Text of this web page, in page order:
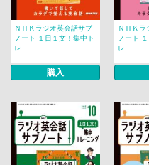
ＮＨＫラジオ英会話サブ
ノート １日１文！集中ト
レ...
購入
ＮＨＫラ
ノート
レ...